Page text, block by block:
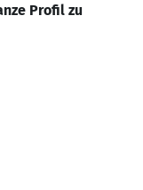
Profil zu